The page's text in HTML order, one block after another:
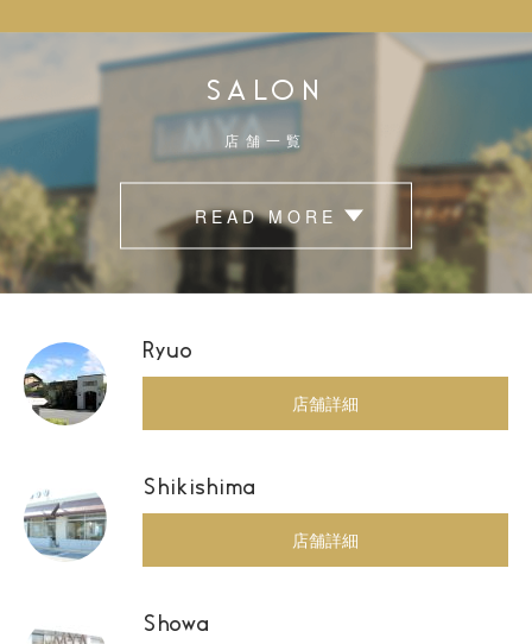
SALON
店舗一覧
READ MORE
Ryuo
店舗詳細
Shikishima
店舗詳細
Showa